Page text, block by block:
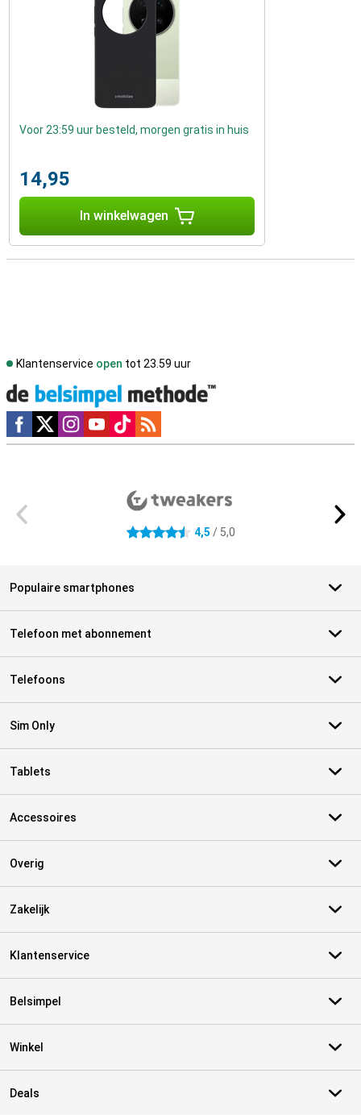
Voor 23:59 uur besteld, morgen gratis in huis
14,95
In winkelwagen
Klantenservice open tot 23.59 uur
Social media
4.5 sterren 4,5 / 5,0
Populaire smartphones
Telefoon met abonnement
Telefoons
Sim Only
Tablets
Accessoires
Overig
Zakelijk
Klantenservice
Belsimpel
Winkel
Deals